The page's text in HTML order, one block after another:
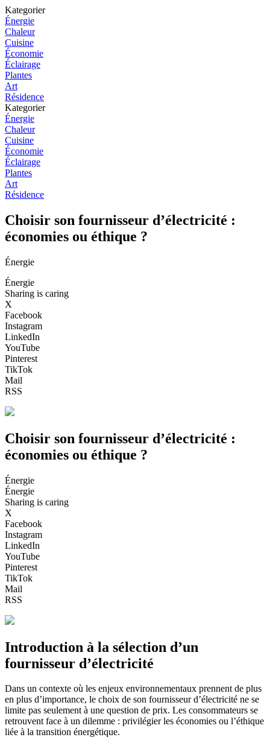
Kategorier
Énergie
Chaleur
Cuisine
Économie
Éclairage
Plantes
Art
Résidence
Kategorier
Énergie
Chaleur
Cuisine
Économie
Éclairage
Plantes
Art
Résidence
Choisir son fournisseur d’électricité :
économies ou éthique ?
Énergie
Énergie
Sharing is caring
X
Facebook
Instagram
LinkedIn
YouTube
Pinterest
TikTok
Mail
RSS
Choisir son fournisseur d’électricité :
économies ou éthique ?
Énergie
Énergie
Sharing is caring
X
Facebook
Instagram
LinkedIn
YouTube
Pinterest
TikTok
Mail
RSS
Introduction à la sélection d’un
fournisseur d’électricité
Dans un contexte où les enjeux environnementaux prennent de plus
en plus d’importance, le choix de son fournisseur d’électricité ne se
limite pas seulement à une question de prix. Les consommateurs se
retrouvent face à un dilemme : privilégier les économies ou l’éthique
liée à la transition énergétique.